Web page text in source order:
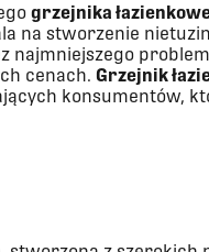
grzejnika
na stworzenie
najmniejszego
cenach. Grzejnik
konsumentów,